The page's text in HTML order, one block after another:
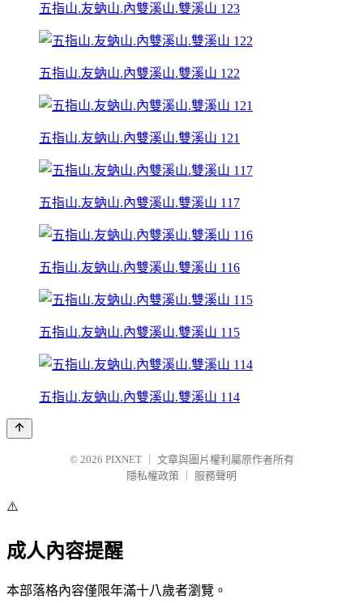
五指山.友蚋山.內雙溪山.雙溪山 123
五指山.友蚋山.內雙溪山.雙溪山 122
五指山.友蚋山.內雙溪山.雙溪山 121
五指山.友蚋山.內雙溪山.雙溪山 117
五指山.友蚋山.內雙溪山.雙溪山 116
五指山.友蚋山.內雙溪山.雙溪山 115
五指山.友蚋山.內雙溪山.雙溪山 114
© 2026 PIXNET
文章與圖片權利屬原作者所有
隱私權政策
服務聲明
⚠️
成人內容提醒
本部落格內容僅限年滿十八歲者瀏覽。